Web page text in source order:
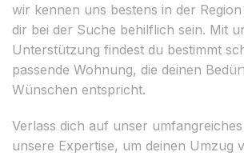
wir kennen uns bestens in der
dir bei der Suche behilflich sein. Mit
Unterstützung findest du bestimmt
passende Wohnung, die deinen
Wünschen entspricht.
Verlass dich auf unser
unsere Expertise, um deinen Umzug